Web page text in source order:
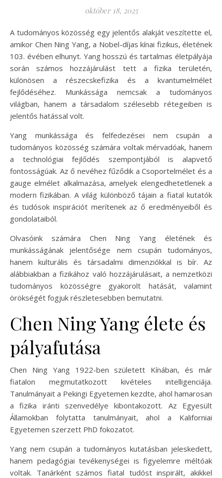
október 18, 2025
A tudományos közösség egy jelentős alakját veszítette el,
amikor Chen Ning Yang, a Nobel-díjas kínai fizikus, életének
103. évében elhunyt. Yang hosszú és tartalmas életpályája
során számos hozzájárulást tett a fizika területén,
különösen a részecskefizika és a kvantumelmélet
fejlődéséhez. Munkássága nemcsak a tudományos
világban, hanem a társadalom szélesebb rétegeiben is
jelentős hatással volt.
Yang munkássága és felfedezései nem csupán a
tudományos közösség számára voltak mérvadóak, hanem
a technológiai fejlődés szempontjából is alapvető
fontosságúak. Az ő nevéhez fűződik a Csoportelmélet és a
gauge elmélet alkalmazása, amelyek elengedhetetlenek a
modern fizikában. A világ különböző tájain a fiatal kutatók
és tudósok inspirációt merítenek az ő eredményeiből és
gondolataiból.
Olvasóink számára Chen Ning Yang életének és
munkásságának jelentősége nem csupán tudományos,
hanem kulturális és társadalmi dimenziókkal is bír. Az
alábbiakban a fizikához való hozzájárulásait, a nemzetközi
tudományos közösségre gyakorolt hatását, valamint
örökségét fogjuk részletesebben bemutatni.
Chen Ning Yang élete és
pályafutása
Chen Ning Yang 1922-ben született Kínában, és már
fiatalon megmutatkozott kivételes intelligenciája.
Tanulmányait a Pekingi Egyetemen kezdte, ahol hamarosan
a fizika iránti szenvedélye kibontakozott. Az Egyesült
Államokban folytatta tanulmányait, ahol a Kaliforniai
Egyetemen szerzett PhD fokozatot.
Yang nem csupán a tudományos kutatásban jeleskedett,
hanem pedagógiai tevékenységei is figyelemre méltóak
voltak. Tanárként számos fiatal tudóst inspirált, akikkel